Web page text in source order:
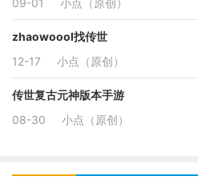
09-01
小点（原创）
zhaowoool找传世
12-17
小点（原创）
传世复古元神版本手游
08-30
小点（原创）